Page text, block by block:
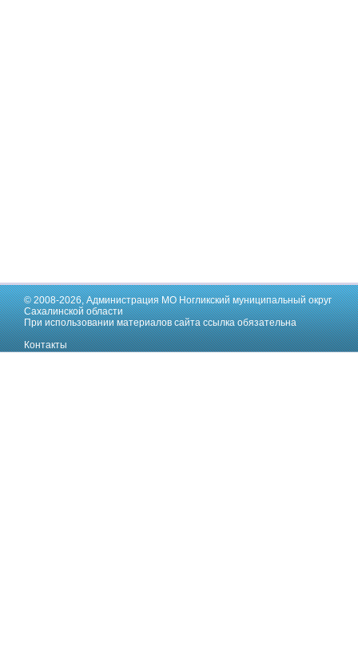
© 2008-2026,Администрация МО Ногликский муниципальный округ
Сахалинской области
При использовании материалов сайта ссылка обязательна
Контакты